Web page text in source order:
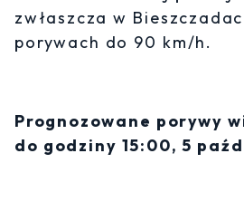
zwłaszcza w
porywach do 90 km/h.
Prognozowane porywy
do godziny 15:00, 5